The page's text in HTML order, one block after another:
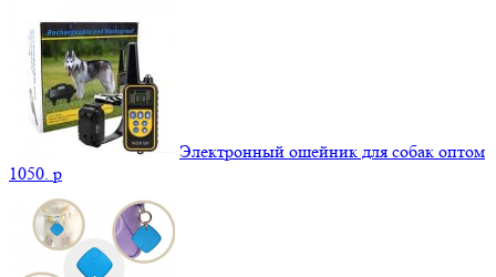
Электронный ошейник для собак оптом
1050. p